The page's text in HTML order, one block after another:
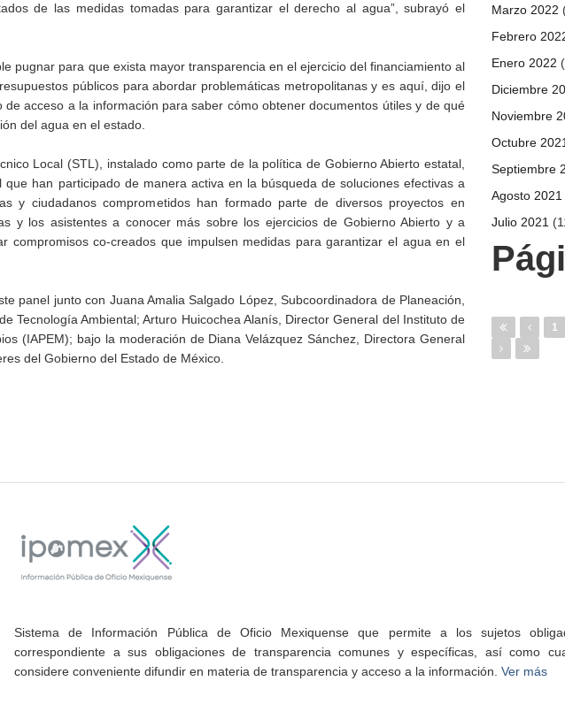
de las medidas tomadas para garantizar el derecho al agua”, subrayó el
pugnar para que exista mayor transparencia en el ejercicio del financiamiento al
públicos para abordar problemáticas metropolitanas y es aquí, dijo el
acceso a la información para saber cómo obtener documentos útiles y de qué
del agua en el estado.
Local (STL), instalado como parte de la política de Gobierno Abierto estatal,
han participado de manera activa en la búsqueda de soluciones efectivas a
y ciudadanos comprometidos han formado parte de diversos proyectos en
y los asistentes a conocer más sobre los ejercicios de Gobierno Abierto y a
compromisos co-creados que impulsen medidas para garantizar el agua en el
panel junto con Juana Amalia Salgado López, Subcoordinadora de Planeación,
Tecnología Ambiental; Arturo Huicochea Alanís, Director General del Instituto de
(IAPEM); bajo la moderación de Diana Velázquez Sánchez, Directora General
del Gobierno del Estado de México.
Marzo 2022
Febrero
Enero 2022
Diciembre
Noviembre
Octubre 2021
Septiembre
Agosto 2021
Julio 2021
1
Sistema de Información Pública de Oficio Mexiquense que permite a los sujetos
correspondiente a sus obligaciones de transparencia comunes y específicas, así como
considere conveniente difundir en materia de transparencia y acceso a la información. Ver más